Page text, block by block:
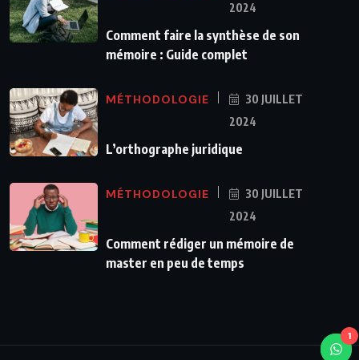
2024
Comment faire la synthèse de son
mémoire : Guide complet
MÉTHODOLOGIE
30 JUILLET
2024
L’orthographe juridique
MÉTHODOLOGIE
30 JUILLET
2024
Comment rédiger un mémoire de
master en peu de temps
1